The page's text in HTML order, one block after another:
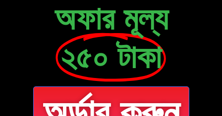
অফার মূল্য
২৫০ টাকা